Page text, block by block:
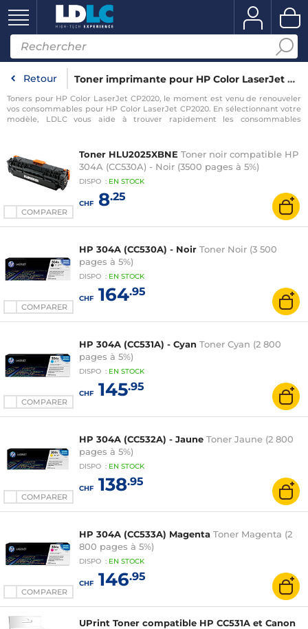
Retour Toner imprimante pour HP Color LaserJet CP2020
Toners pour HP Color LaserJet CP2020, le moment est venu de renouveler
vos consommables pour HP Color LaserJet CP2020. En sélectionnant votre
modèle, LDLC vous aide à trouver rapidement les consommables
COMPARER
Toner HLU2025XBNE Toner noir compatible HP
304A (CC530A) - Noir (3500 pages à 5%)
DISPO : EN STOCK
CHF8.25
COMPARER
HP 304A (CC530A) - Noir Toner Noir (3 500
pages à 5%)
DISPO : EN STOCK
CHF164.95
COMPARER
HP 304A (CC531A) - Cyan Toner Cyan (2 800
pages à 5%)
DISPO : EN STOCK
CHF145.95
COMPARER
HP 304A (CC532A) - Jaune Toner Jaune (2 800
pages à 5%)
DISPO : EN STOCK
CHF138.95
COMPARER
HP 304A (CC533A) Magenta Toner Magenta (2
800 pages à 5%)
DISPO : EN STOCK
CHF146.95
UPrint Toner compatible HP CC531A et Canon